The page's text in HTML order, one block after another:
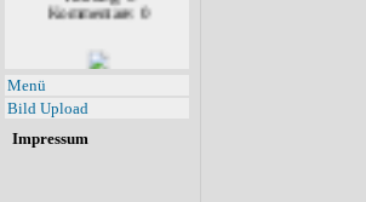
Kommentare: 0
User:
Wertung: 0
Kommentare: 1
Menü
Bild Upload
Impressum